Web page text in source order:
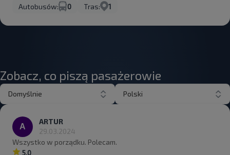
Autobusów:
0 Tras: 1
Zobacz, co piszą pasażerowie
Domyślnie Polski
ARTUR
29.03.2024
Wszystko w porządku. Polecam.
5,0